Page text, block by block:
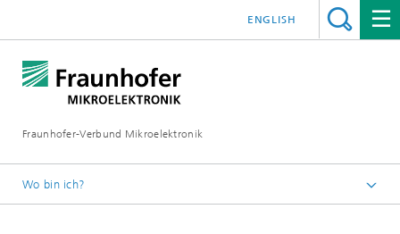
Fraunhofer-Verbund Mikroelektronik
ENGLISH
Wo bin ich?